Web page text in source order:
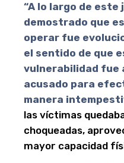
“A lo largo de este
demostrado que
operar fue
el sentido de que
vulnerabilidad fue
acusado para
manera
las víctimas
choqueadas,
mayor capacidad